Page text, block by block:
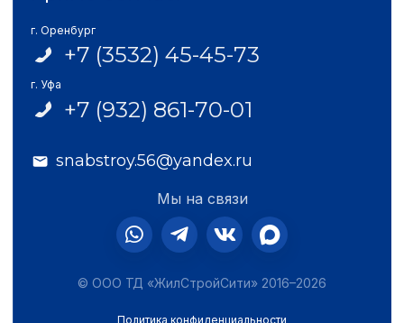
г. Оренбург
+7 (3532) 45-45-73
г. Уфа
+7 (932) 861-70-01
snabstroy.56@yandex.ru
Мы на связи
© ООО ТД «ЖилСтройСити» 2016–2026
Политика конфиденциальности